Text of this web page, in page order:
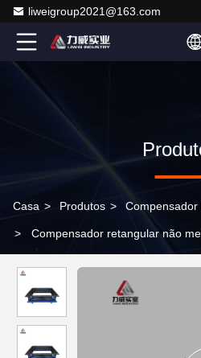
liweigroup2021@163.com
Casa > Produtos > Compensador
> Compensador retangular não